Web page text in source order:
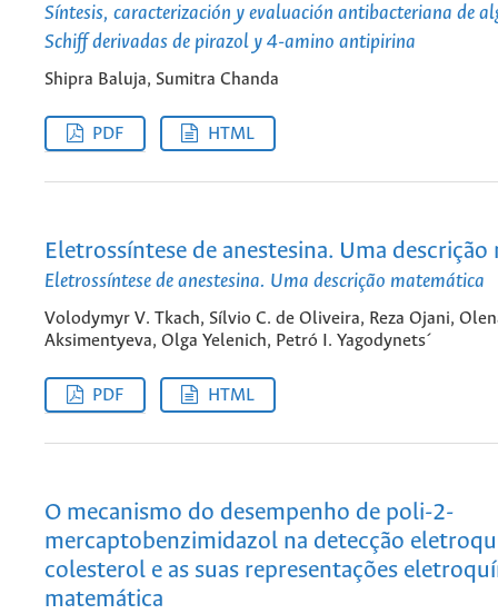
Síntesis, caracterización y evaluación antibacteriana de
Schiff derivadas de pirazol y 4-amino antipirina
Shipra Baluja, Sumitra Chanda
PDF HTML
Eletrossíntese de anestesina. Uma
Eletrossíntese de anestesina. Uma descrição matemática
Volodymyr V. Tkach, Sílvio C. de Oliveira, Reza Ojani,
Aksimentyeva, Olga Yelenich, Petró I. Yagodynets´
PDF HTML
O mecanismo do desempenho de poli-2-
mercaptobenzimidazol na detecção
colesterol e as suas representações
matemática